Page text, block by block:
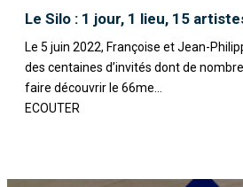
Le Silo : 1 jour, 1 lieu, 15
Le 5 juin 2022, Françoise et Jean-
des centaines d’invités dont de
faire découvrir le 66me...
ECOUTER